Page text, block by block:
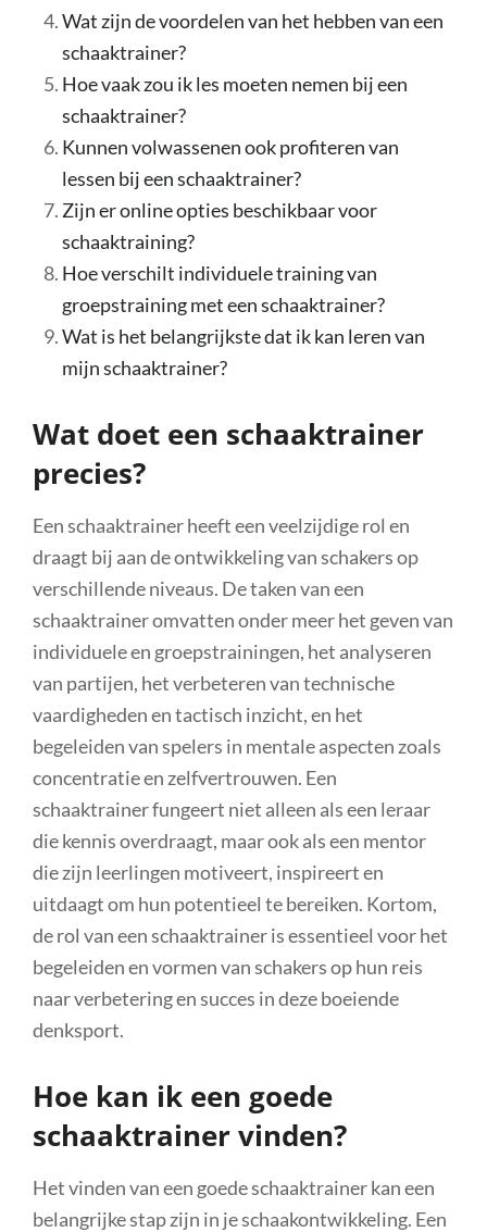
Wat zijn de voordelen van het hebben van een
schaaktrainer?
Hoe vaak zou ik les moeten nemen bij een
schaaktrainer?
Kunnen volwassenen ook profiteren van
lessen bij een schaaktrainer?
Zijn er online opties beschikbaar voor
schaaktraining?
Hoe verschilt individuele training van
groepstraining met een schaaktrainer?
Wat is het belangrijkste dat ik kan leren van
mijn schaaktrainer?
Wat doet een schaaktrainer
precies?
Een schaaktrainer heeft een veelzijdige rol en
draagt bij aan de ontwikkeling van schakers op
verschillende niveaus. De taken van een
schaaktrainer omvatten onder meer het geven van
individuele en groepstrainingen, het analyseren
van partijen, het verbeteren van technische
vaardigheden en tactisch inzicht, en het
begeleiden van spelers in mentale aspecten zoals
concentratie en zelfvertrouwen. Een
schaaktrainer fungeert niet alleen als een leraar
die kennis overdraagt, maar ook als een mentor
die zijn leerlingen motiveert, inspireert en
uitdaagt om hun potentieel te bereiken. Kortom,
de rol van een schaaktrainer is essentieel voor het
begeleiden en vormen van schakers op hun reis
naar verbetering en succes in deze boeiende
denksport.
Hoe kan ik een goede
schaaktrainer vinden?
Het vinden van een goede schaaktrainer kan een
belangrijke stap zijn in je schaakontwikkeling. Een